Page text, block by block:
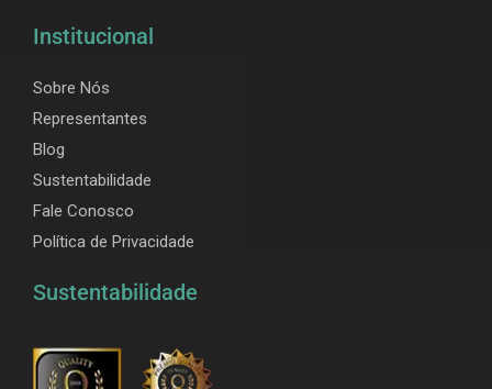
Institucional
Sobre Nós
Representantes
Blog
Sustentabilidade
Fale Conosco
Política de Privacidade
Sustentabilidade